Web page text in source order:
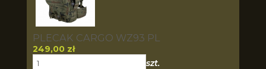
PLECAK CARGO WZ93 PL
249,00 zł
szt.